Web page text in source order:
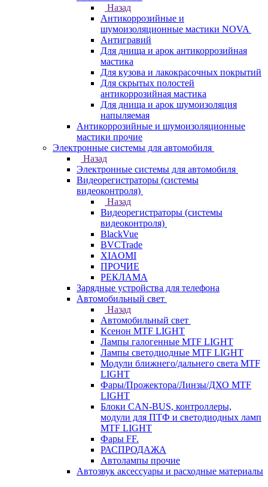
Назад
Антикоррозийные и
шумоизоляционные мастики NOVA
Антигравий
Для днища и арок антикоррозийная
мастика
Для кузова и лакокрасочных покрытий
Для скрытых полостей
антикоррозийная мастика
Для днища и арок шумоизоляция
напыляемая
Антикоррозийные и шумоизоляционные
мастики прочие
Электронные системы для автомобиля
Назад
Электронные системы для автомобиля
Видеорегистраторы (системы
видеоконтроля)
Назад
Видеорегистраторы (системы
видеоконтроля)
BlackVue
BVCTrade
XIAOMI
ПРОЧИЕ
РЕКЛАМА
Зарядные устройства для телефона
Автомобильный свет
Назад
Автомобильный свет
Ксенон MTF LIGHT
Лампы галогенные MTF LIGHT
Лампы светодиодные MTF LIGHT
Модули ближнего/дальнего света MTF
LIGHT
Фары/Прожектора/Линзы/ДХО MTF
LIGHT
Блоки CAN-BUS, контроллеры,
модули для ПТФ и светодиодных ламп
MTF LIGHT
Фары FF.
РАСПРОДАЖА
Автолампы прочие
Автозвук аксессуары и расходные материалы